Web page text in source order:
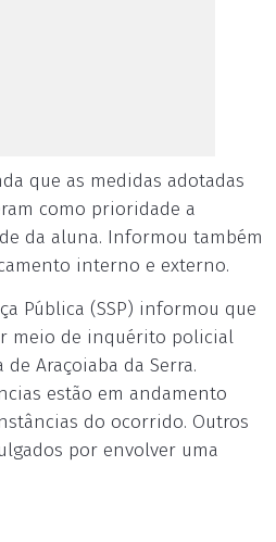
que as medidas adotadas
como prioridade a
da aluna. Informou também
interno e externo.
Pública (SSP) informou que
meio de inquérito policial
Araçoiaba da Serra.
estão em andamento
do ocorrido. Outros
por envolver uma